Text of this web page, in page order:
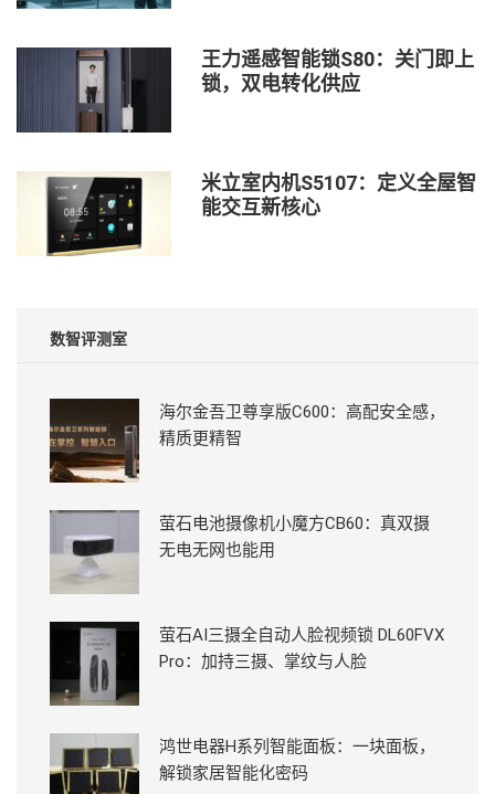
王力遥感智能锁S80：关门即上
锁，双电转化供应
米立室内机S5107：定义全屋智
能交互新核心
数智评测室
海尔金吾卫尊享版C600：高配安全感，
精质更精智
萤石电池摄像机小魔方CB60：真双摄
无电无网也能用
萤石AI三摄全自动人脸视频锁 DL60FVX
Pro：加持三摄、掌纹与人脸
鸿世电器H系列智能面板：一块面板，
解锁家居智能化密码